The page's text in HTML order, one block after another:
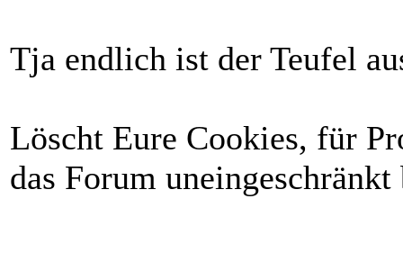
Tja endlich ist der Teufel
Löscht Eure Cookies, für
das Forum uneingeschränkt